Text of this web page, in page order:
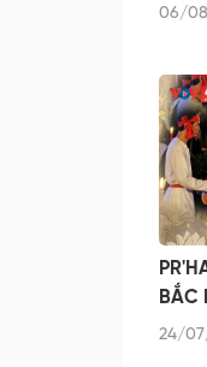
06/
BẮC
24/